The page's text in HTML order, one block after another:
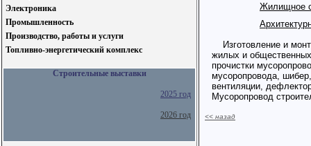
Электроника
Промышленность
Производство, работы и услуги
Топливно-энергетический комплекс
Строительные выставки
2025 год
2026 год
Жилищное
Изготовление и
жилых и
прочистки
мусоропровода,
вентиляции,
Мусоропровод
<< назад